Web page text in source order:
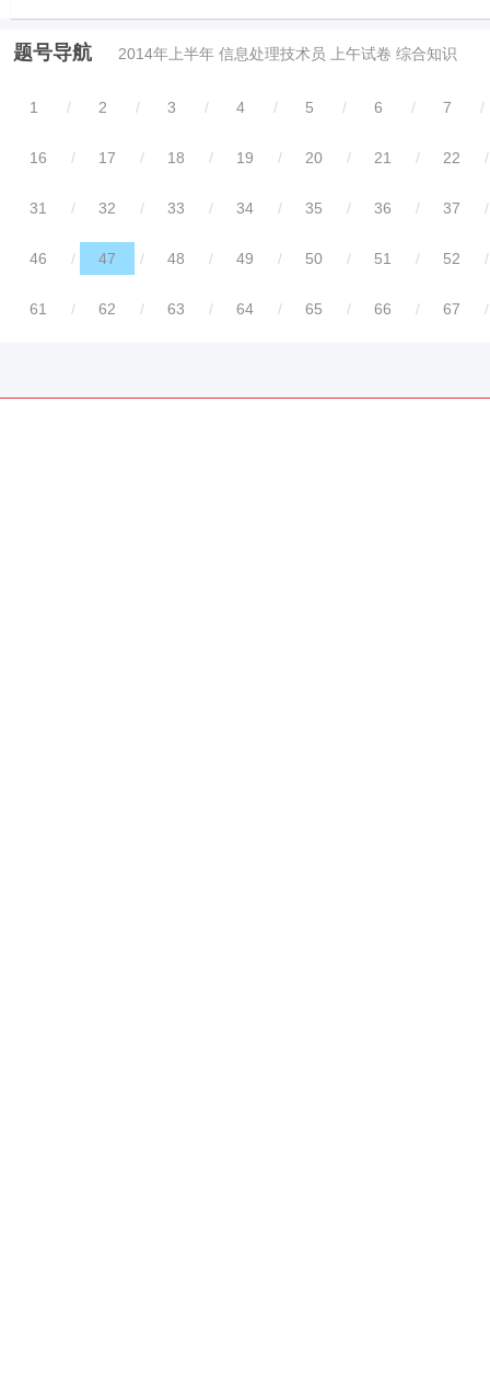
题号导航 2014年上半年 信息处理技术员 上午试卷 综合知识
1 / 2 / 3 / 4 / 5 / 6 / 7 /
16 / 17 / 18 / 19 / 20 / 21 / 22 /
31 / 32 / 33 / 34 / 35 / 36 / 37 /
46 / 47 / 48 / 49 / 50 / 51 / 52 /
61 / 62 / 63 / 64 / 65 / 66 / 67 /